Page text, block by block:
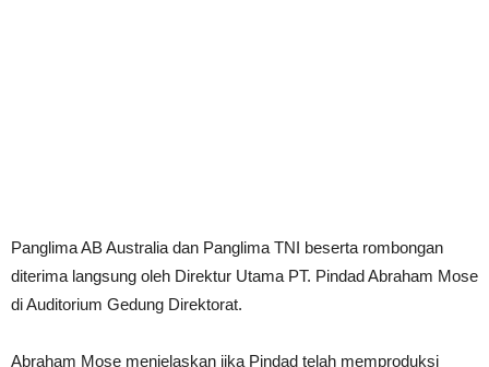
Panglima AB Australia dan Panglima TNI beserta rombongan
diterima langsung oleh Direktur Utama PT. Pindad Abraham Mose
di Auditorium Gedung Direktorat.
Abraham Mose menjelaskan jika Pindad telah memproduksi